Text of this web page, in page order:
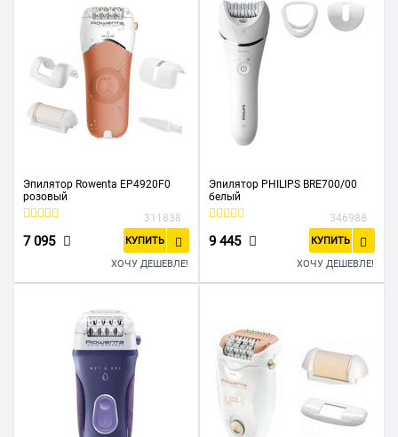
Эпилятор Rowenta EP4920F0
розовый
311838
7 095 КУПИТЬ
ХОЧУ ДЕШЕВЛЕ!
Эпилятор PHILIPS BRE700/00
белый
346988
9 445 КУПИТЬ
ХОЧУ ДЕШЕВЛЕ!